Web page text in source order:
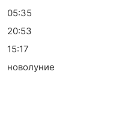
05:35
20:53
15:17
новолуние